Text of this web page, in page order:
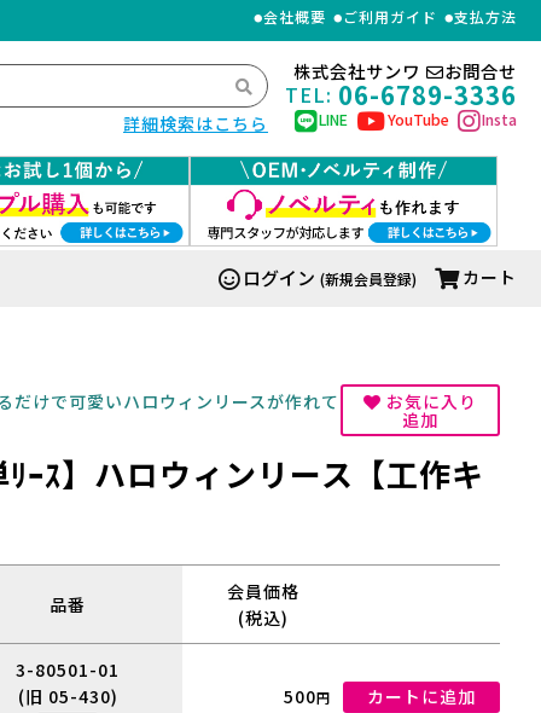
会社概要 ご利用ガイド 支払方法
詳細検索はこちら
株式会社サンワ お問合せ
TEL: 06-6789-3336
LINE YouTube Insta
ログイン (新規会員登録) カート
だけで可愛いハロウィンリースが作れて お気に入り
追加
ｰｽ】ハロウィンリース【工作キ
品番
会員価格
(税込)
3-80501-01
(旧 05-430)
500円 カートに追加